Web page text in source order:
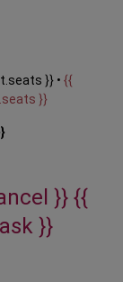
}} • {{
}}
}} {{
}}